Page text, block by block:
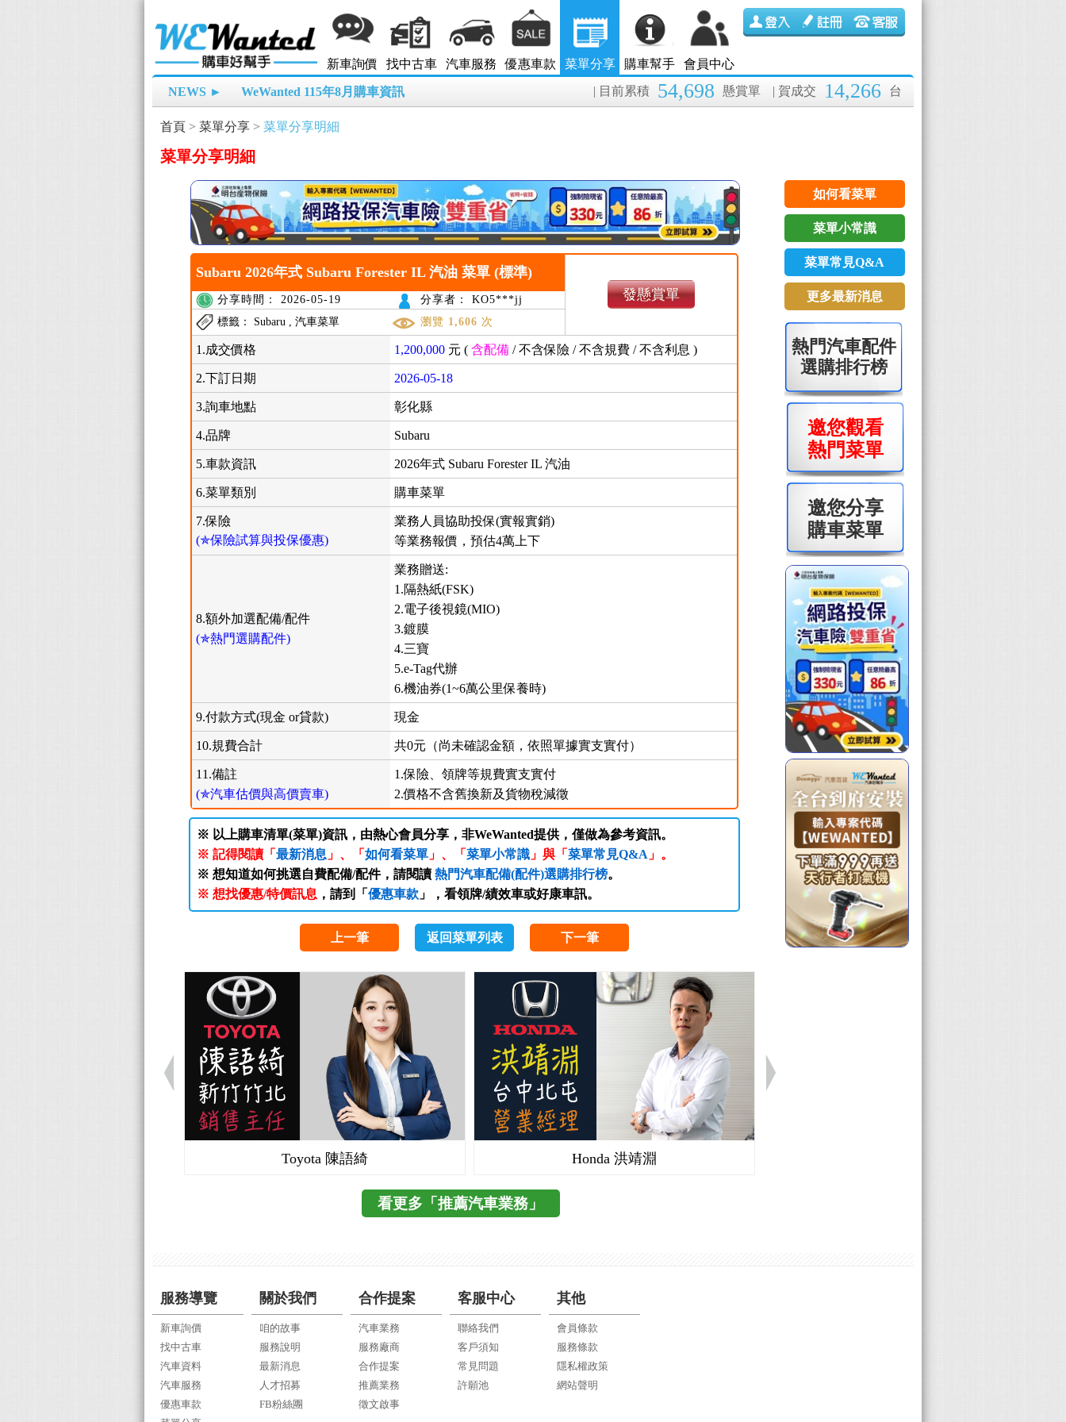
新車詢價 找中古車 汽車服務 優惠車款 菜單分享 購車幫手 會員中心
NEWS ► WeWanted 115年8月購車資訊 | 賀成交 14,266 台
| 目前累積 54,698 懸賞單
首頁 > 菜單分享 > 菜單分享明細
菜單分享明細
Subaru 2026年式 Subaru Forester IL 汽油 菜單 (標準)
發懸賞單
分享時間： 2026-05-19
分享者： KO5***jj
標籤： Subaru , 汽車菜單
瀏覽 1,606 次
1.成交價格 1,200,000 元 (含配備 /不含保險 /不含規費 /不含利息 )
2.下訂日期 2026-05-18
3.詢車地點 彰化縣
4.品牌 Subaru
5.車款資訊 2026年式 Subaru Forester IL 汽油
6.菜單類別 購車菜單
7.保險
(✯保險試算與投保優惠)
業務人員協助投保(實報實銷)
等業務報價，預估4萬上下
8.額外加選配備/配件
(✯熱門選購配件)
業務贈送:
1.隔熱紙(FSK)
2.電子後視鏡(MIO)
3.鍍膜
4.三寶
5.e-Tag代辦
6.機油券(1~6萬公里保養時)
9.付款方式(現金 or貸款) 現金
10.規費合計 共0元（尚未確認金額，依照單據實支實付）
11.備註
(✯汽車估價與高價賣車)
1.保險、領牌等規費實支實付
2.價格不含舊換新及貨物稅減徵
※ 以上購車清單(菜單)資訊，由熱心會員分享，非WeWanted提供，僅做為參考資訊。
※ 記得閱讀「 最新消息 」、「 如何看菜單」、「 菜單小常識」與「 菜單常見Q&A 」。
※ 想知道如何挑選自費配備/配件，請閱讀 熱門汽車配備(配件)選購排行榜。
※ 想找優惠/特價訊息 ，請到「 優惠車款」，看領牌/績效車或好康車訊。
上一筆 返回菜單列表 下一筆
Toyota 陳語綺 Honda 洪靖淵
看更多「推薦汽車業務」
如何看菜單
菜單小常識
菜單常見Q&A
更多最新消息
熱門汽車配件
選購排行榜
邀您觀看
熱門菜單
邀您分享
購車菜單
服務導覽
新車詢價
找中古車
汽車資料
汽車服務
優惠車款
關於我們
咱的故事
服務說明
最新消息
人才招募
FB粉絲團
合作提案
汽車業務
服務廠商
合作提案
推薦業務
徵文啟事
客服中心
聯絡我們
客戶須知
常見問題
許願池
其他
會員條款
服務條款
隱私權政策
網站聲明